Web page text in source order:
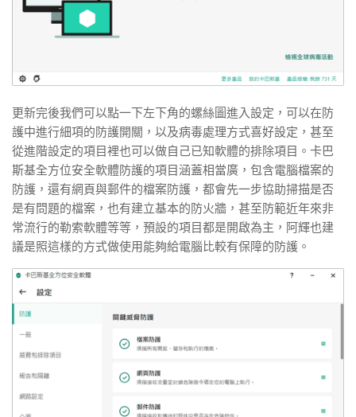
更新完後我們可以點一下左下角的螺絲圖進入設定，可以在防
護中進行細項的防護開關，以及病毒處理方式喜好設定，甚至
從進階設定的項目裡也可以做自己已知軟體的排除項目。卡巴
斯基全方位安全軟體防護的項目涵蓋相當廣，包含電腦檔案的
防護，還有網頁與郵件的檔案防護，都會先一步協助掃描是否
是有問題的檔案，也有建立基本的防火牆，甚至防範近年來非
常流行的勒索軟體等等，預設的項目都是開啟為主，阿輝也建
議是照這樣的方式做使用能夠給電腦比較有保障的防護。